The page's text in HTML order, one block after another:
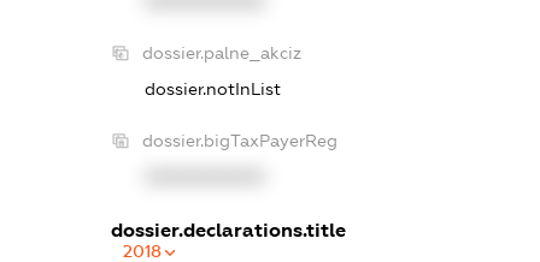
dossier.palne_akciz
dossier.notInList
dossier.bigTaxPayerReg
dossier.declarations.title
2018